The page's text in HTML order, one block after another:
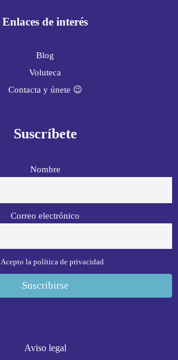
Enlaces de interés
Blog
Voluteca
Contacta y únete 😉
Suscríbete
Nombre
Correo electrónico
Acepto la política de privacidad
Aviso legal